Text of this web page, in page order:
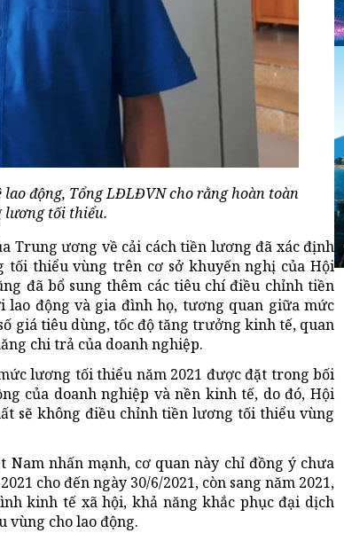
động, Tổng LĐLĐVN cho rằng hoàn toàn
lương tối thiểu.
Trung ương về cải cách tiền lương đã xác định
thiểu vùng trên cơ sở khuyến nghị của Hội
đã bổ sung thêm các tiêu chí điều chỉnh tiền
động và gia đình họ, tương quan giữa mức
giá tiêu dùng, tốc độ tăng trưởng kinh tế, quan
chi trả của doanh nghiệp.
lương tối thiểu năm 2021 được đặt trong bối
của doanh nghiệp và nền kinh tế, do đó, Hội
sẽ không điều chỉnh tiền lương tối thiểu vùng
nhấn mạnh, cơ quan này chỉ đồng ý chưa
cho đến ngày 30/6/2021, còn sang năm 2021,
kinh tế xã hội, khả năng khắc phục đại dịch
vùng cho lao động.